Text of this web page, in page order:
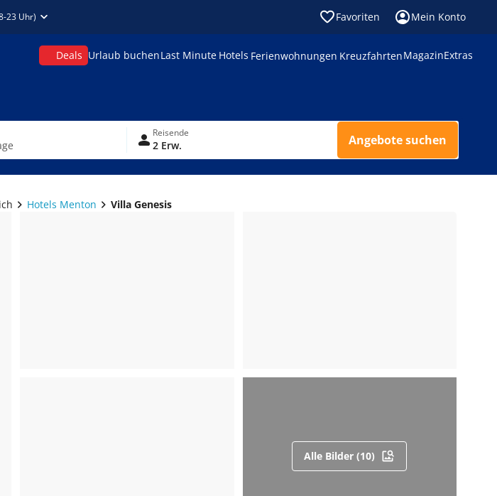
23 Uhr) Favoriten Mein Konto
Deals Urlaub buchenLast Minute Hotels Ferienwohnungen KreuzfahrtenMagazinExtras
Reisende
2 Erw. Angebote suchen
Hotels Menton Villa Genesis
Alle Bilder (10)